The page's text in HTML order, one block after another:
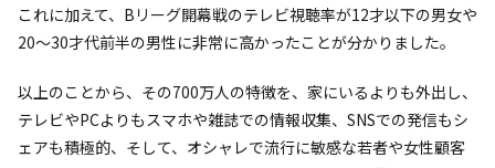
これに加えて、Bリーグ開幕戦のテレビ視聴率が12才以下の男女や
20〜30才代前半の男性に非常に高かったことが分かりました。
以上のことから、その700万人の特徴を、家にいるよりも外出し、
テレビやPCよりもスマホや雑誌での情報収集、SNSでの発信もシ
ェアも積極的、そして、オシャレで流行に敏感な若者や女性顧客